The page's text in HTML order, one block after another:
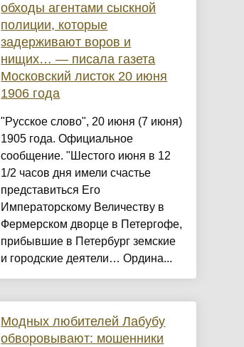
обходы агентами сыскной
полиции, которые
задерживают воров и
нищих… — писала газета
Московский листок 20 июня
1906 года
"Русское слово", 20 июня (7 июня)
1905 года. Официальное
сообщение. "Шестого июня в 12
1/2 часов дня имели счастье
представиться Его
Императорскому Величеству в
Фермерском дворце в Петергофе,
прибывшие в Петербург земские
и городские деятели… Ордина...
Модных любителей Лабубу
обворовывают: мошенники